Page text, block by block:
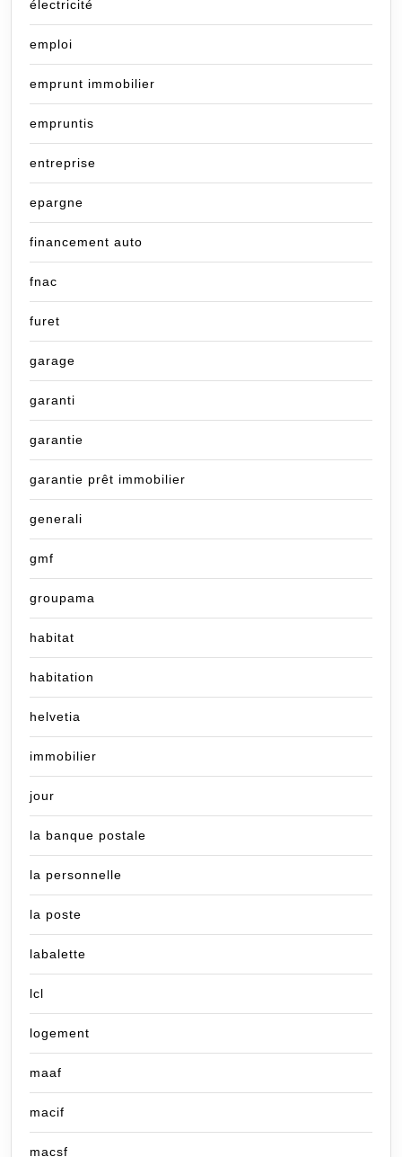
électricité
emploi
emprunt immobilier
empruntis
entreprise
epargne
financement auto
fnac
furet
garage
garanti
garantie
garantie prêt immobilier
generali
gmf
groupama
habitat
habitation
helvetia
immobilier
jour
la banque postale
la personnelle
la poste
labalette
lcl
logement
maaf
macif
macsf